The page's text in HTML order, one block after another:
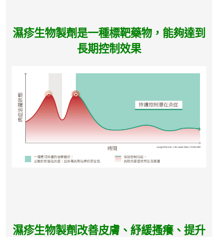
濕疹生物製劑是一種標靶藥物，能夠達到
長期控制效果
濕疹生物製劑改善皮膚、紓緩搔癢、提升